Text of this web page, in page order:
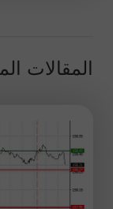
المقالات